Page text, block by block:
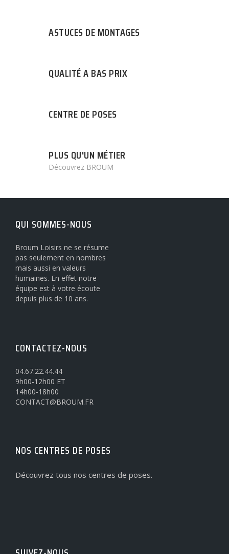
ASTUCES DE MONTAGES
QUALITÉ A BAS PRIX
CENTRE DE POSES
PLUS QU'UN MÉTIER
Découvrez BROUM
QUI SOMMES-NOUS
Broum Loisirs ne se résume
pas seulement en nombres
mais aussi en valeurs
humaines. En effet notre
équipe est à votre écoute
depuis plus de 10 ans.
CONTACTEZ-NOUS
04.67.22.44.44
9h00-12h00 ET
14h00-18h00
CONTACT@BROUM.FR
NOS CENTRES DE POSES
Découvrez tous nos centres de poses.